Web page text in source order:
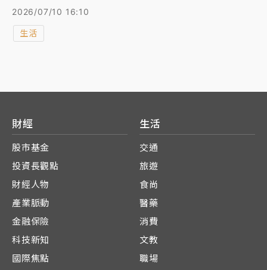
29批大豆油後，台中市政府今天再公布第三層以下40
家受影響業者名單，其中包括胖老爹美式炸雞多家門
市、全聯福利中心、好樂迪豐原店及闊樓1981韓式炸雞
2026/07/10 16:10
生活
財經
股市基金
投資長觀點
財經人物
產業脈動
金融保險
科技新知
國際焦點
生活
交通
旅遊
食尚
醫藥
消費
文教
職場